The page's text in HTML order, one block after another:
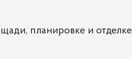
планировке и отделке